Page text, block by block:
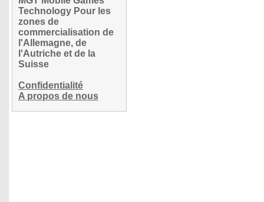
Technology Pour les
zones de
commercialisation de
l'Allemagne, de
l'Autriche et de la
Suisse
Confidentialité
A propos de nous